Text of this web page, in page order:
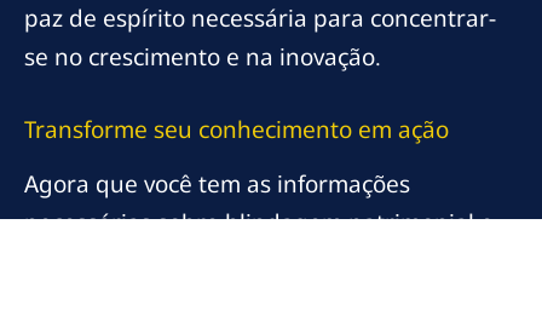
paz de espírito necessária para concentrar-
se no crescimento e na inovação.
Transforme seu conhecimento em ação
Agora que você tem as informações
necessárias sobre blindagem patrimonial e